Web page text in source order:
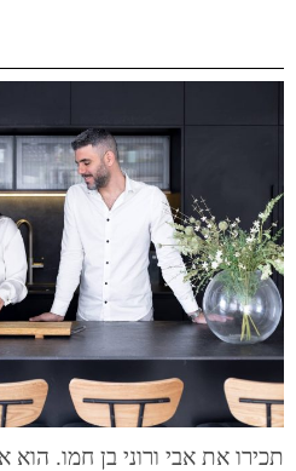
תכירו את אבי ורוני בן חמו.